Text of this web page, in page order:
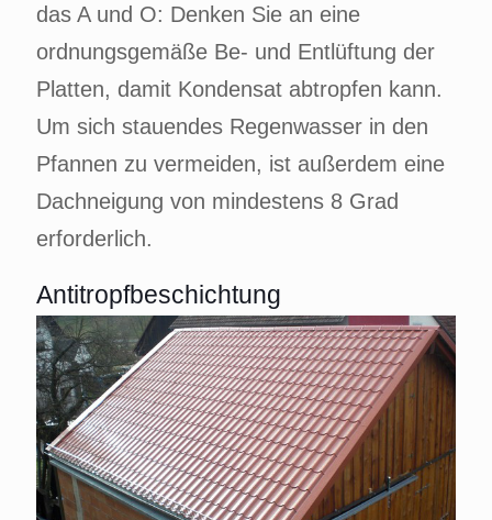
das A und O: Denken Sie an eine
ordnungsgemäße Be- und Entlüftung der
Platten, damit Kondensat abtropfen kann.
Um sich stauendes Regenwasser in den
Pfannen zu vermeiden, ist außerdem eine
Dachneigung von mindestens 8 Grad
erforderlich.
Antitropfbeschichtung